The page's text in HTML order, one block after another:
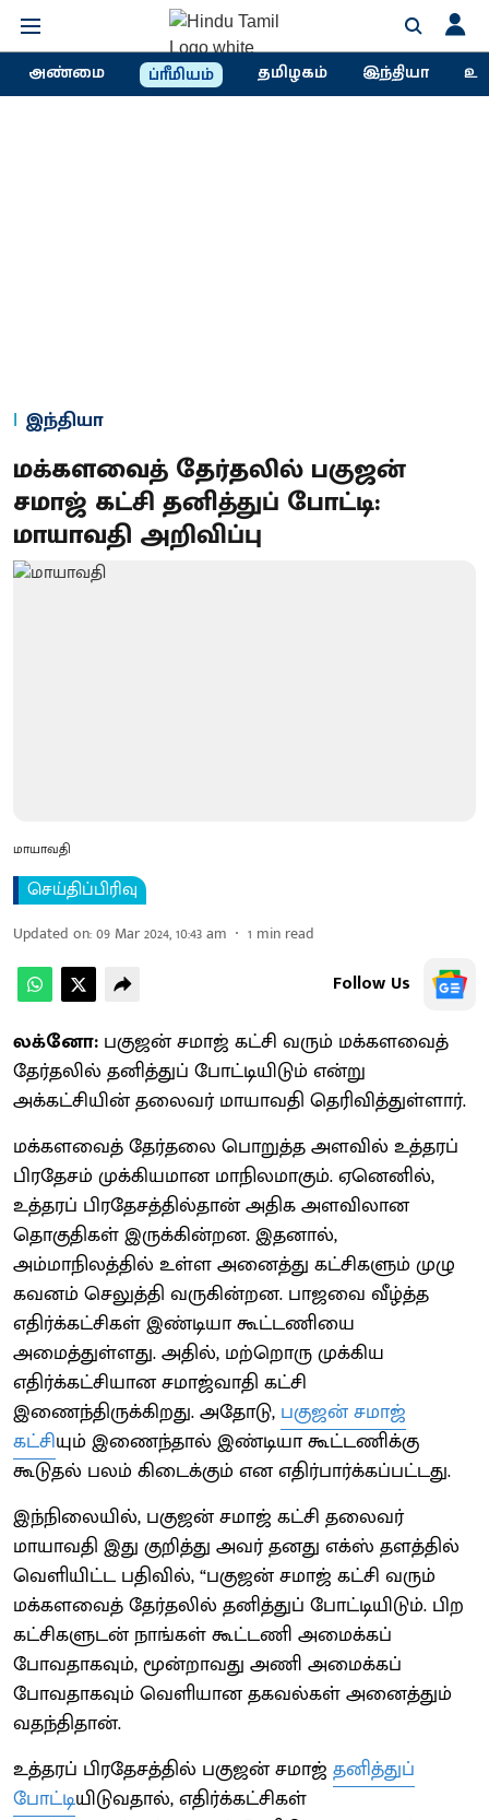
அண்மை ப்ரீமியம் தமிழகம் இந்தியா
இந்தியா
மக்களவைத் தேர்தலில் பகுஜன்
சமாஜ் கட்சி தனித்துப் போட்டி:
மாயாவதி அறிவிப்பு
மாயாவதி
செய்திப்பிரிவு
Updated on:09 Mar 2024, 10:43 am 1 min read
Follow Us
லக்னோ: பகுஜன் சமாஜ் கட்சி வரும் மக்களவைத்
தேர்தலில் தனித்துப் போட்டியிடும் என்று
அக்கட்சியின் தலைவர் மாயாவதி தெரிவித்துள்ளார்.
மக்களவைத் தேர்தலை பொறுத்த அளவில் உத்தரப்
பிரதேசம் முக்கியமான மாநிலமாகும். ஏனெனில்,
உத்தரப் பிரதேசத்தில்தான் அதிக அளவிலான
தொகுதிகள் இருக்கின்றன. இதனால்,
அம்மாநிலத்தில் உள்ள அனைத்து கட்சிகளும் முழு
கவனம் செலுத்தி வருகின்றன. பாஜவை வீழ்த்த
எதிர்க்கட்சிகள் இண்டியா கூட்டணியை
அமைத்துள்ளது. அதில், மற்றொரு முக்கிய
எதிர்க்கட்சியான சமாஜ்வாதி கட்சி
இணைந்திருக்கிறது. அதோடு, பகுஜன் சமாஜ்
கட்சியும் இணைந்தால் இண்டியா கூட்டணிக்கு
கூடுதல் பலம் கிடைக்கும் என எதிர்பார்க்கப்பட்டது.
இந்நிலையில், பகுஜன் சமாஜ் கட்சி தலைவர்
மாயாவதி இது குறித்து அவர் தனது எக்ஸ் தளத்தில்
வெளியிட்ட பதிவில், “பகுஜன் சமாஜ் கட்சி வரும்
மக்களவைத் தேர்தலில் தனித்துப் போட்டியிடும். பிற
கட்சிகளுடன் நாங்கள் கூட்டணி அமைக்கப்
போவதாகவும், மூன்றாவது அணி அமைக்கப்
போவதாகவும் வெளியான தகவல்கள் அனைத்தும்
வதந்திதான்.
உத்தரப் பிரதேசத்தில் பகுஜன் சமாஜ் தனித்துப்
போட்டியிடுவதால், எதிர்க்கட்சிகள்